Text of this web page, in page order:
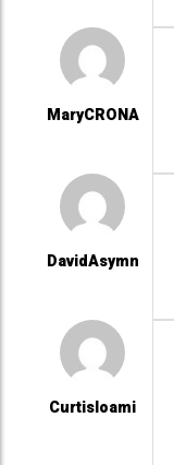
MaryCRONA
DavidAsymn
Curtisloami